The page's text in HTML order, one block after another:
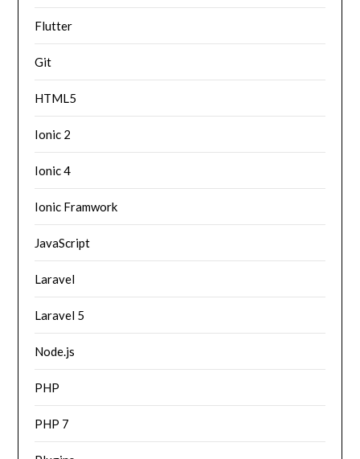
Flutter
Git
HTML5
Ionic 2
Ionic 4
Ionic Framwork
JavaScript
Laravel
Laravel 5
Node.js
PHP
PHP 7